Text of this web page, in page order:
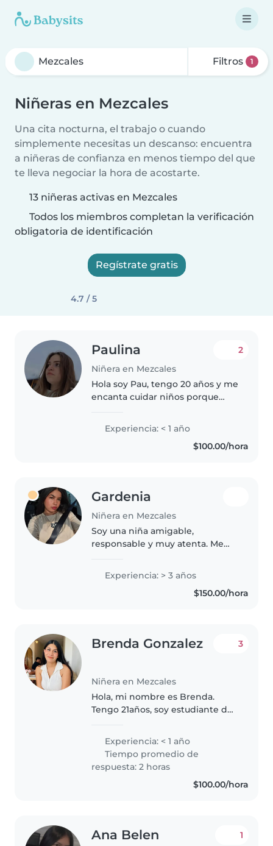
Filtros 1
Niñeras en Mezcales
Una cita nocturna, el trabajo o cuando
simplemente necesitas un descanso: encuentra
a niñeras de confianza en menos tiempo del que
te lleva negociar la hora de acostarte.
13 niñeras activas en Mezcales
Todos los miembros completan la verificación
obligatoria de identificación
Regístrate gratis
4.7 / 5
Paulina
Niñera en Mezcales
2
Hola soy Pau, tengo 20 años y me
encanta cuidar niños porque
su crecimiento, jugar con ellos y
crear un ambiente seguro donde
se sientan tranquilos y..
Experiencia: < 1 año
$100.00/hora
Gardenia
Niñera en Mezcales
Soy una niña amigable,
responsable y muy atenta. Me
felices y seguros. Tengo
experiencia trabajando en
Experiencia: > 3 años
$150.00/hora
Brenda Gonzalez
Niñera en Mezcales
3
Hola, mi nombre es Brenda.
Tengo 21años, soy estudiante de
los niños, me encanta jugar con
ellos y sobretodo ayudarlos con
sus tareas escolares. Me..
Experiencia: < 1 año
Tiempo promedio de
respuesta: 2 horas
$100.00/hora
Ana Belen 1